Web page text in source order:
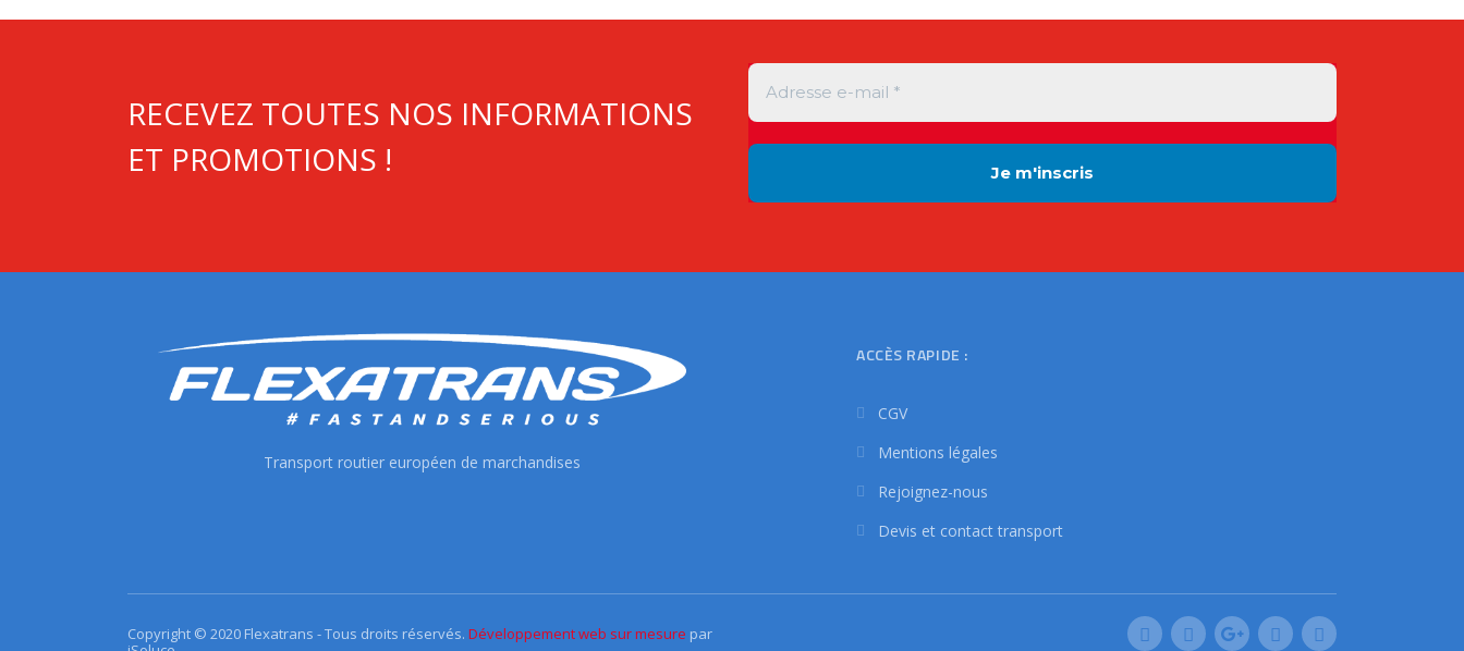
RECEVEZ TOUTES NOS INFORMATIONS
ET PROMOTIONS !
Transport routier européen de marchandises
ACCÈS RAPIDE :
CGV
Mentions légales
Rejoignez-nous
Devis et contact transport
Copyright © 2020 Flexatrans - Tous droits réservés. Développement web sur mesure par